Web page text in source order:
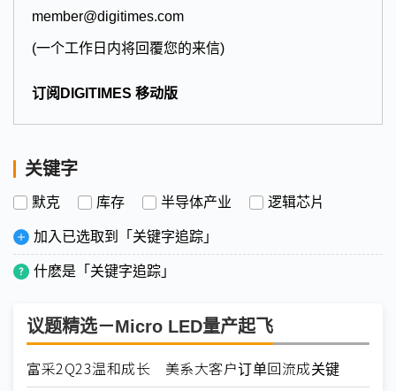
member@digitimes.com
(一个工作日内将回覆您的来信)
订阅DIGITIMES 移动版
关键字
默克 库存 半导体产业 逻辑芯片
加入已选取到「关键字追踪」
什麽是「关键字追踪」
议题精选－Micro LED量产起飞
富采2Q23温和成长 美系大客户订单回流成关键